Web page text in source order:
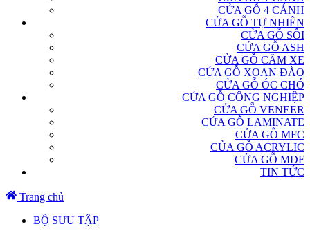
CỬA GỖ 4 CÁNH
CỬA GỖ TỰ NHIÊN
CỬA GỖ SỒI
CỬA GỖ ASH
CỬA GỖ CĂM XE
CỬA GỖ XOAN ĐÀO
CỬA GỖ ÓC CHÓ
CỬA GỖ CÔNG NGHIỆP
CỬA GỖ VENEER
CỬA GỖ LAMINATE
CỬA GỖ MFC
CỦA GỖ ACRYLIC
CỬA GỖ MDF
TIN TỨC
Trang chủ
BỘ SƯU TẬP